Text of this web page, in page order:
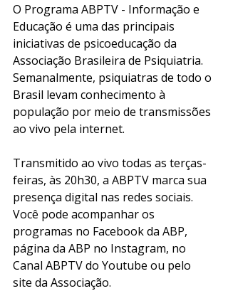
O Programa ABPTV - Informação e
Educação é uma das principais
iniciativas de psicoeducação da
Associação Brasileira de Psiquiatria.
Semanalmente, psiquiatras de todo o
Brasil levam conhecimento à
população por meio de transmissões
ao vivo pela internet.
Transmitido ao vivo todas as terças-
feiras, às 20h30, a ABPTV marca sua
presença digital nas redes sociais.
Você pode acompanhar os
programas no Facebook da ABP,
página da ABP no Instagram, no
Canal ABPTV do Youtube ou pelo
site da Associação.